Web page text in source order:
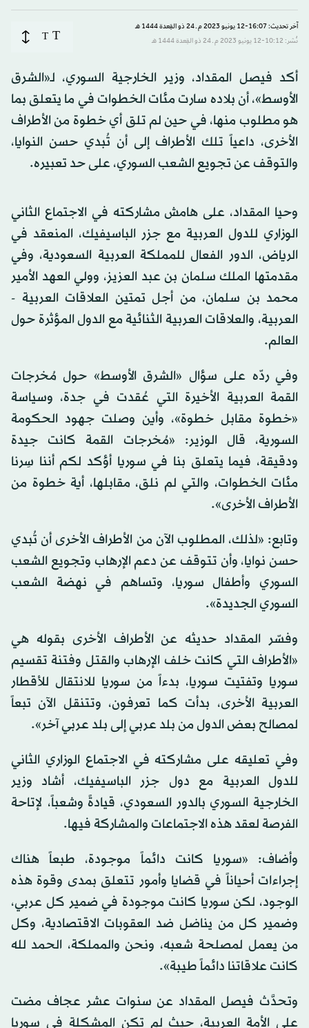
آخر تحديث: 16:07-12 يونيو 2023 م ـ 24 ذو القِعدة 1444 هـ
نُشر: 10:12-12 يونيو 2023 م ـ 24 ذو القِعدة 1444 هـ
T
T
أكد فيصل المقداد، وزير الخارجية السوري، لـ«الشرق
الأوسط»، أن بلاده سارت مئات الخطوات في ما يتعلق بما
هو مطلوب منها، في حين لم تلق أي خطوة من الأطراف
الأخرى، داعياً تلك الأطراف إلى أن تُبدي حسن النوايا،
والتوقف عن تجويع الشعب السوري، على حد تعبيره.
وحيا المقداد، على هامش مشاركته في الاجتماع الثاني
الوزاري للدول العربية مع جزر الباسيفيك، المنعقد في
الرياض، الدور الفعال للمملكة العربية السعودية، وفي
مقدمتها الملك سلمان بن عبد العزيز، وولي العهد الأمير
محمد بن سلمان، من أجل تمتين العلاقات العربية -
العربية، والعلاقات العربية الثنائية مع الدول المؤثرة حول
العالم.
وفي ردّه على سؤال «الشرق الأوسط» حول مُخرجات
القمة العربية الأخيرة التي عُقدت في جدة، وسياسة
«خطوة مقابل خطوة»، وأين وصلت جهود الحكومة
السورية، قال الوزير: «مُخرجات القمة كانت جيدة
ودقيقة، فيما يتعلق بنا في سوريا أؤكد لكم أننا سِرنا
مئات الخطوات، والتي لم نلق، مقابلها، أية خطوة من
الأطراف الأخرى».
وتابع: «لذلك، المطلوب الآن من الأطراف الأخرى أن تُبدي
حسن نوايا، وأن تتوقف عن دعم الإرهاب وتجويع الشعب
السوري وأطفال سوريا، وتساهم في نهضة الشعب
السوري الجديدة».
وفسّر المقداد حديثه عن الأطراف الأخرى بقوله هي
«الأطراف التي كانت خلف الإرهاب والقتل وفتنة تقسيم
سوريا وتفتيت سوريا، بدءاً من سوريا للانتقال للأقطار
العربية الأخرى، بدأت كما تعرفون، وتتنقل الآن تبعاً
لمصالح بعض الدول من بلد عربي إلى بلد عربي آخر».
وفي تعليقه على مشاركته في الاجتماع الوزاري الثاني
للدول العربية مع دول جزر الباسيفيك، أشاد وزير
الخارجية السوري بالدور السعودي، قيادةً وشعباً، لإتاحة
الفرصة لعقد هذه الاجتماعات والمشاركة فيها.
وأضاف: «سوريا كانت دائماً موجودة، طبعاً هناك
إجراءات أحياناً في قضايا وأمور تتعلق بمدى وقوة هذه
الوجود، لكن سوريا كانت موجودة في ضمير كل عربي،
وضمير كل من يناضل ضد العقوبات الاقتصادية، وكل
من يعمل لمصلحة شعبه، ونحن والمملكة، الحمد لله
كانت علاقاتنا دائماً طيبة».
وتحدَّث فيصل المقداد عن سنوات عشر عجاف مضت
على الأمة العربية، حيث لم تكن المشكلة في سوريا